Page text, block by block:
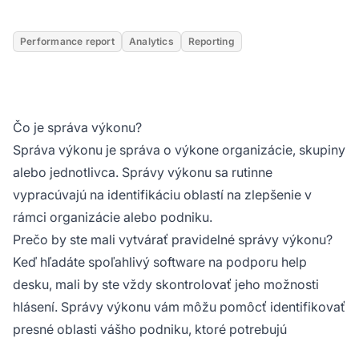
Performance report Analytics Reporting
Čo je správa výkonu?
Správa výkonu je správa o výkone organizácie, skupiny
alebo jednotlivca. Správy výkonu sa rutinne
vypracúvajú na identifikáciu oblastí na zlepšenie v
rámci organizácie alebo podniku.
Prečo by ste mali vytvárať pravidelné správy výkonu?
Keď hľadáte spoľahlivý software na podporu help
desku, mali by ste vždy skontrolovať jeho možnosti
hlásení. Správy výkonu vám môžu pomôcť identifikovať
presné oblasti vášho podniku, ktoré potrebujú